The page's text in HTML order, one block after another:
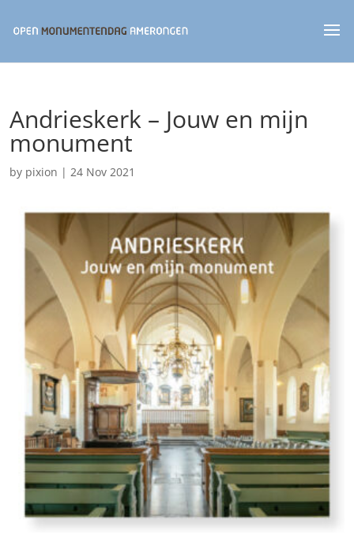
Andrieskerk – Jouw en mijn
monument
by pixion | 24 Nov 2021